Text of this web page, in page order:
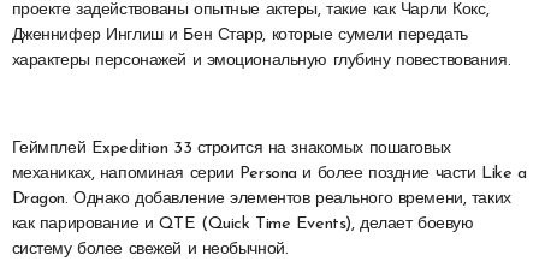
проекте задействованы опытные актеры, такие как Чарли Кокс,
Дженнифер Инглиш и Бен Старр, которые сумели передать
характеры персонажей и эмоциональную глубину повествования.
Геймплей Expedition 33 строится на знакомых пошаговых
механиках, напоминая серии Persona и более поздние части Like a
Dragon. Однако добавление элементов реального времени, таких
как парирование и QTE (Quick Time Events), делает боевую
систему более свежей и необычной.